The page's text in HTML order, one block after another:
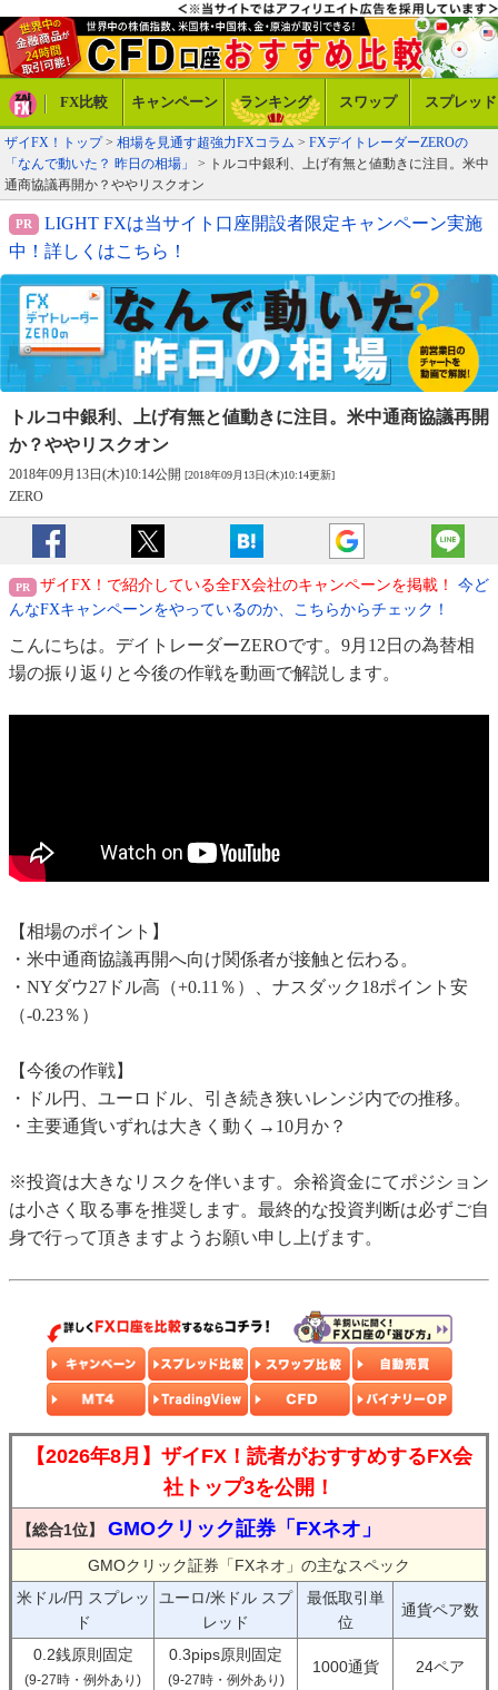
FX比較 キャンペーン ランキング スワップ スプレッド
ザイFX！トップ> 相場を見通す超強力FXコラム > FXデイトレーダーZEROの
「なんで動いた？ 昨日の相場」
> トルコ中銀利、上げ有無と値動きに注目。米中
通商協議再開か？ややリスクオン
LIGHT FXは当サイト口座開設者限定キャンペーン実施
中！詳しくはこちら！
トルコ中銀利、上げ有無と値動きに注目。 米中通商協議再開
か？ややリスクオン
2018年09月13日(木)10:14公開 [2018年09月13日(木)10:14更新]
ZERO
ザイFX！で紹介している全FX会社のキャンペーンを掲載！
今ど
んなFXキャンペーンをやっているのか、こちらからチェック！
こんにちは。デイトレーダーZEROです。9月12日の為替相
場の振り返りと今後の作戦を動画で解説します。
【相場のポイント】
・米中通商協議再開へ向け関係者が接触と伝わる。
・NYダウ27ドル高（+0.11％）、ナスダック18ポイント安
（-0.23％）
【今後の作戦】
・ドル円、ユーロドル、引き続き狭いレンジ内での推移。
・主要通貨いずれは大きく動く→10月か？
※投資は大きなリスクを伴います。余裕資金にてポジション
は小さく取る事を推奨します。最終的な投資判断は必ずご自
身で行って頂きますようお願い申し上げます。
【2026年8月】ザイFX！読者がおすすめするFX会
社トップ3を公開！
【総合1位】 GMOクリック証券「FXネオ」
GMOクリック証券「FXネオ」の主なスペック
米ドル/円 スプレッ
ド
ユーロ/米ドル スプ
レッド
最低取引単
位
通貨ペア数
0.2銭原則固定
(9-27時・例外あり)
0.3pips原則固定
(9-27時・例外あり)
1000通貨 24ペア